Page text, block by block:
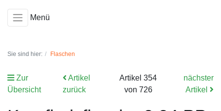
Menü
Sie sind hier: Flaschen
Zur
Übersicht
Artikel
zurück
Artikel 354
von 726
nächster
Artikel